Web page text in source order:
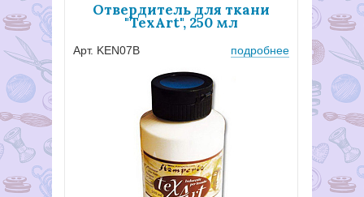
Отвердитель для ткани
"TexArt", 250 мл
Арт. KEN07В подробнее